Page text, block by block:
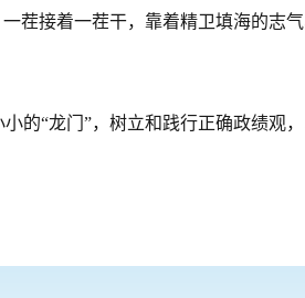
茬接着一茬干，靠着精卫填海的志
的“龙门”，树立和践行正确政绩观